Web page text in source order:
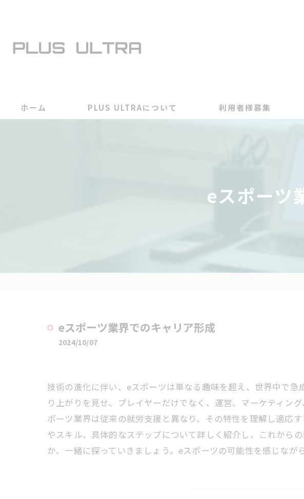
ホーム PLUS ULTRAについて 利用者様募集
eスポーツ
eスポーツ業界でのキャリア形成
2024/10/07
技術の進化に伴い、eスポーツは単なる趣味を超え、世界中で
り上がりを見せ、プレイヤーだけでなく、運営、マーケティン
ポーツ業界は従来の就労支援と異なり、その特性を理解し適応
やスキル、具体的なステップについて詳しく紹介し、これから
か、一緒に探っていきましょう。eスポーツの可能性を感じなが